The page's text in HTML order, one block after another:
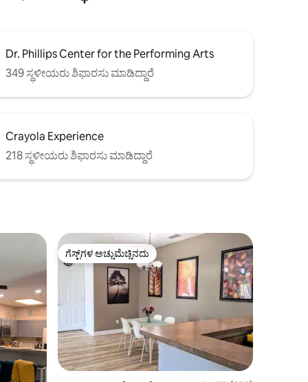
Dr. Phillips Center for the Performing Arts
349 ಸ್ಥಳೀಯರು ಶಿಫಾರಸು ಮಾಡಿದ್ದಾರೆ
Crayola Experience
218 ಸ್ಥಳೀಯರು ಶಿಫಾರಸು ಮಾಡಿದ್ದಾರೆ
ಗೆಸ್ಟ್‌ಗಳ ಅಚ್ಚುಮೆಚ್ಚಿನದು
ಗೆಸ್ಟ್‌ಗಳ ಅಚ್ಚುಮೆಚ್ಚಿನದು